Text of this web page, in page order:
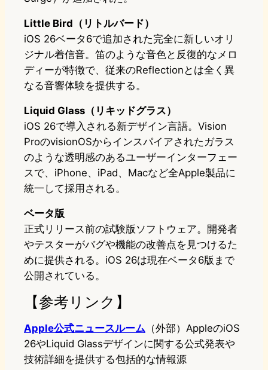
Little Bird（リトルバード）
iOS 26ベータ6で追加された完全に新しいオリ
ジナル着信音。笛のような音色と反復的なメロ
ディーが特徴で、従来のReflectionとは全く異
なる音響体験を提供する。
Liquid Glass（リキッドグラス）
iOS 26で導入される新デザイン言語。Vision
ProのvisionOSからインスパイアされたガラス
のような透明感のあるユーザーインターフェー
スで、iPhone、iPad、Macなど全Apple製品に
統一して採用される。
ベータ版
正式リリース前の試験版ソフトウェア。開発者
やテスターがバグや機能の改善点を見つけるた
めに提供される。iOS 26は現在ベータ6版まで
公開されている。
【参考リンク】
Apple公式ニュースルーム （外部）AppleのiOS
26やLiquid Glassデザインに関する公式発表や
技術詳細を提供する包括的な情報源